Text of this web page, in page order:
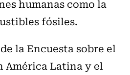
humanas como la
fósiles.
la Encuesta sobre el
América Latina y el